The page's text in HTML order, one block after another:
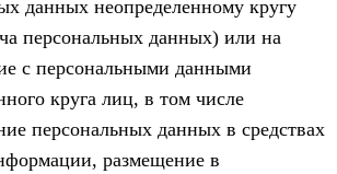
данных неопределенному кругу
персональных данных) или на
с персональными данными
круга лиц, в том числе
персональных данных в средствах
размещение в